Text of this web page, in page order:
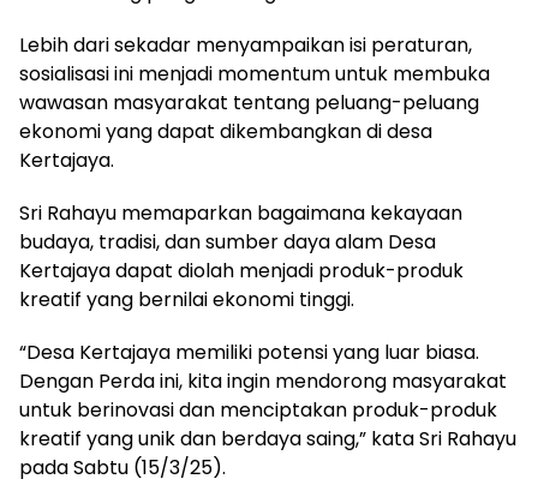
Lebih dari sekadar menyampaikan isi peraturan,
sosialisasi ini menjadi momentum untuk membuka
wawasan masyarakat tentang peluang-peluang
ekonomi yang dapat dikembangkan di desa
Kertajaya.
Sri Rahayu memaparkan bagaimana kekayaan
budaya, tradisi, dan sumber daya alam Desa
Kertajaya dapat diolah menjadi produk-produk
kreatif yang bernilai ekonomi tinggi.
“Desa Kertajaya memiliki potensi yang luar biasa.
Dengan Perda ini, kita ingin mendorong masyarakat
untuk berinovasi dan menciptakan produk-produk
kreatif yang unik dan berdaya saing,” kata Sri Rahayu
pada Sabtu (15/3/25).